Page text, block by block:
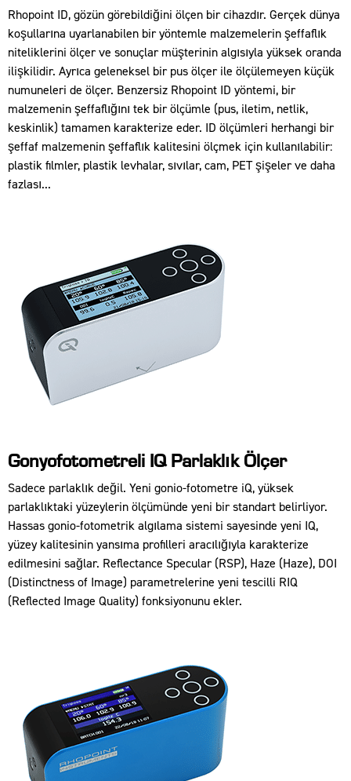
Rhopoint ID, gözün görebildiğini ölçen bir cihazdır. Gerçek dünya
koşullarına uyarlanabilen bir yöntemle malzemelerin şeffaflık
niteliklerini ölçer ve sonuçlar müşterinin algısıyla yüksek oranda
ilişkilidir. Ayrıca geleneksel bir pus ölçer ile ölçülemeyen küçük
numuneleri de ölçer. Benzersiz Rhopoint ID yöntemi, bir
malzemenin şeffaflığını tek bir ölçümle (pus, iletim, netlik,
keskinlik) tamamen karakterize eder. ID ölçümleri herhangi bir
şeffaf malzemenin şeffaflık kalitesini ölçmek için kullanılabilir:
plastik filmler, plastik levhalar, sıvılar, cam, PET şişeler ve daha
fazlası...
Gonyofotometreli IQ Parlaklık Ölçer
Sadece parlaklık değil. Yeni gonio-fotometre iQ, yüksek
parlaklıktaki yüzeylerin ölçümünde yeni bir standart belirliyor.
Hassas gonio-fotometrik algılama sistemi sayesinde yeni IQ,
yüzey kalitesinin yansıma profilleri aracılığıyla karakterize
edilmesini sağlar. Reflectance Specular (RSP), Haze (Haze), DOI
(Distinctness of Image) parametrelerine yeni tescilli RIQ
(Reflected Image Quality) fonksiyonunu ekler.